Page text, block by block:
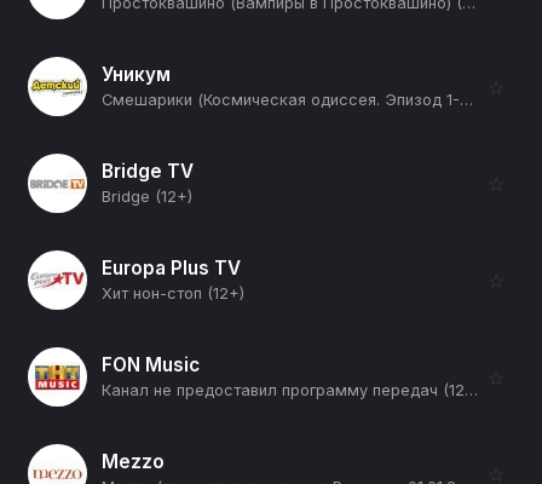
Уникум
Смешарики (Космическая одиссея. Эпизод 1-й) (12+)
☆
Bridge TV
Bridge (12+)
☆
Europa Plus TV
Хит нон-стоп (12+)
☆
FON Music
Канал не предоставил программу передач (12+)
☆
Mezzo ☆